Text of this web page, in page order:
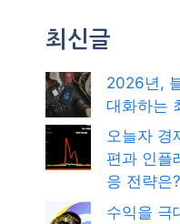
최신글
2026년,
대화하는
오늘자 경
편과 인플
응 전략은?
수익을 극